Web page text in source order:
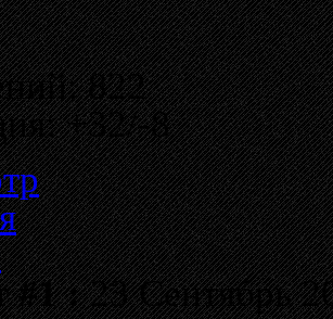
822
+32/-8
#1 :23 Сентябрь